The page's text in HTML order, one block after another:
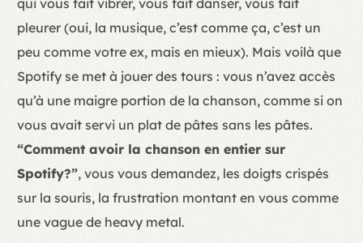
qui vous fait vibrer, vous fait danser, vous fait
pleurer (oui, la musique, c’est comme ça, c’est un
peu comme votre ex, mais en mieux). Mais voilà que
Spotify se met à jouer des tours : vous n’avez accès
qu’à une maigre portion de la chanson, comme si on
vous avait servi un plat de pâtes sans les pâtes.
“Comment avoir la chanson en entier sur
Spotify?”, vous vous demandez, les doigts crispés
sur la souris, la frustration montant en vous comme
une vague de heavy metal.